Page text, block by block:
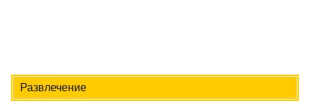
Развлечение